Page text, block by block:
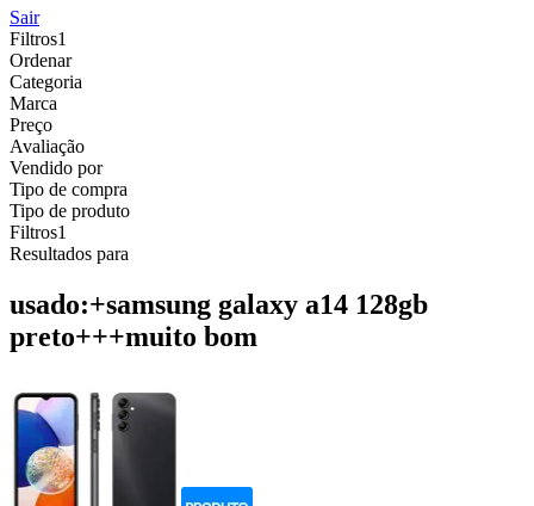
Sair
Filtros1
Ordenar
Categoria
Marca
Preço
Avaliação
Vendido por
Tipo de compra
Tipo de produto
Filtros1
Resultados para
usado:+samsung galaxy a14 128gb
preto+++muito bom